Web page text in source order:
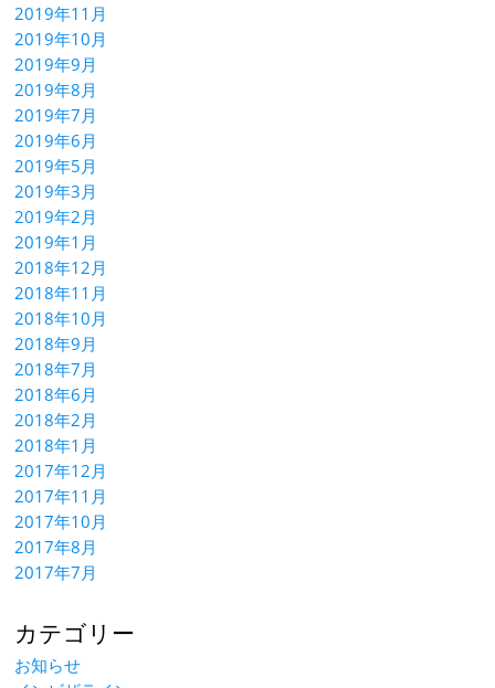
2019年11月
2019年10月
2019年9月
2019年8月
2019年7月
2019年6月
2019年5月
2019年3月
2019年2月
2019年1月
2018年12月
2018年11月
2018年10月
2018年9月
2018年7月
2018年6月
2018年2月
2018年1月
2017年12月
2017年11月
2017年10月
2017年8月
2017年7月
カテゴリー
お知らせ